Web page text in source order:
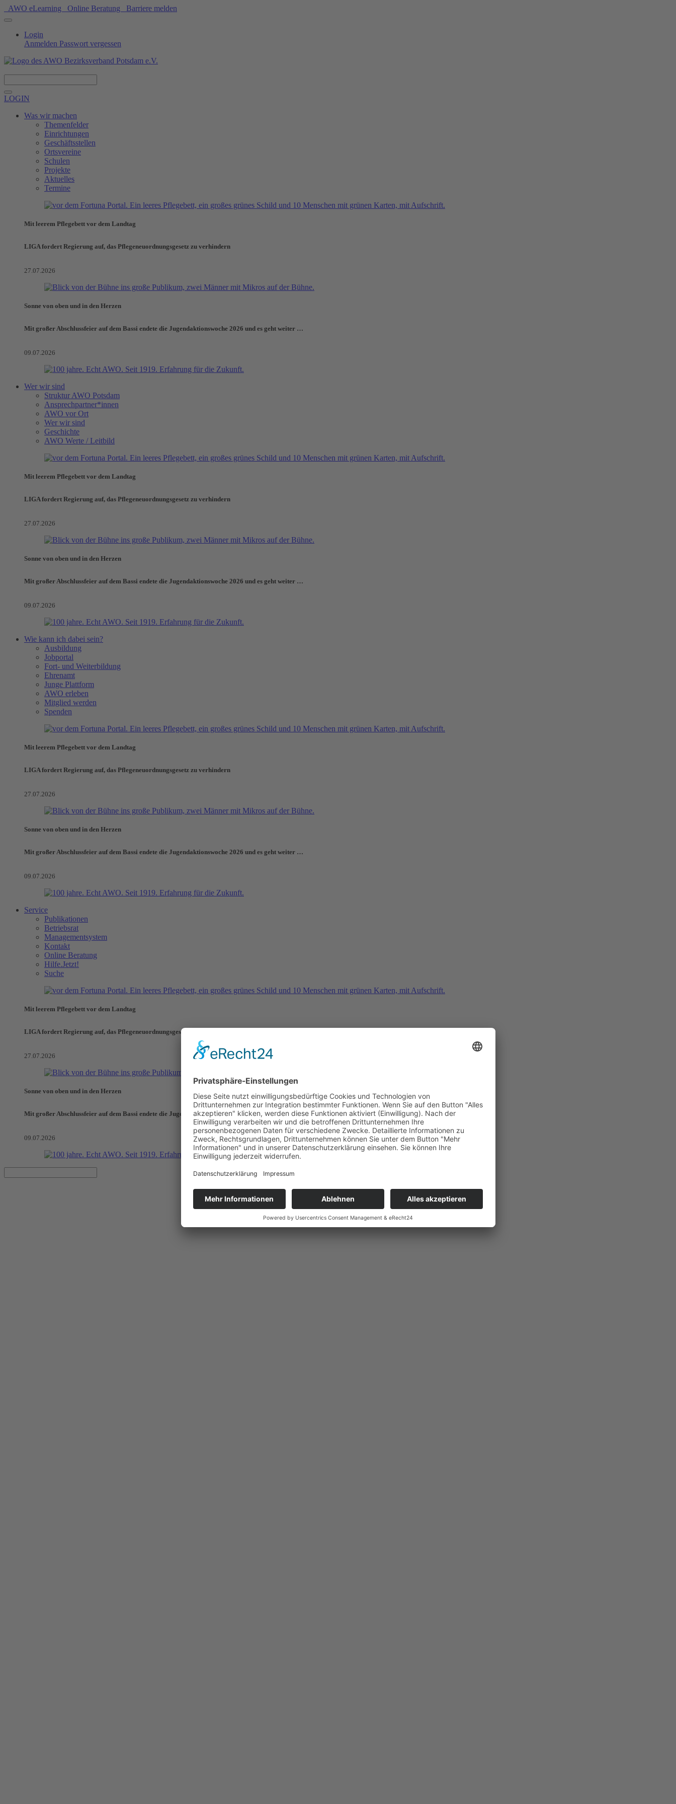
AWO eLearning Online Beratung Barriere melden
Login
Anmelden Passwort vergessen
LOGIN
Was wir machen
Themenfelder
Einrichtungen
Geschäftsstellen
Ortsvereine
Schulen
Projekte
Aktuelles
Termine
Mit leerem Pflegebett vor dem Landtag
LIGA fordert Regierung auf, das Pflegeneuordnungsgesetz zu verhindern
27.07.2026
Sonne von oben und in den Herzen
Mit großer Abschlussfeier auf dem Bassi endete die Jugendaktionswoche 2026 und es geht weiter …
09.07.2026
Wer wir sind
Struktur AWO Potsdam
Ansprechpartner*innen
AWO vor Ort
Wer wir sind
Geschichte
AWO Werte / Leitbild
Mit leerem Pflegebett vor dem Landtag
LIGA fordert Regierung auf, das Pflegeneuordnungsgesetz zu verhindern
27.07.2026
Sonne von oben und in den Herzen
Mit großer Abschlussfeier auf dem Bassi endete die Jugendaktionswoche 2026 und es geht weiter …
09.07.2026
Wie kann ich dabei sein?
Ausbildung
Jobportal
Fort- und Weiterbildung
Ehrenamt
Junge Plattform
AWO erleben
Mitglied werden
Spenden
Mit leerem Pflegebett vor dem Landtag
LIGA fordert Regierung auf, das Pflegeneuordnungsgesetz zu verhindern
27.07.2026
Sonne von oben und in den Herzen
Mit großer Abschlussfeier auf dem Bassi endete die Jugendaktionswoche 2026 und es geht weiter …
09.07.2026
Service
Publikationen
Betriebsrat
Managementsystem
Kontakt
Online Beratung
Hilfe.Jetzt!
Suche
Mit leerem Pflegebett vor dem Landtag
LIGA fordert Regierung auf, das Pflegeneuordnungsgesetz zu verhindern
27.07.2026
Sonne von oben und in den Herzen
Mit großer Abschlussfeier auf dem Bassi endete die Jugendaktionswoche 2026 und es geht weiter …
09.07.2026
Neue Online-Anwendung für Überschuldete
AWO Schuldnerberatung vergibt Bescheinigung für Pfändungsschutzkonto digital